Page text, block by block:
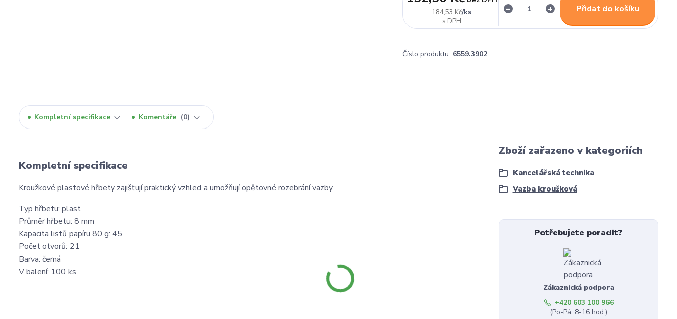
184,53 Kč/ks Přidat do košíku
Číslo produktu: 6559.3902
Kompletní specifikace Komentáře 0
Kompletní specifikace
Kroužkové plastové hřbety zajišťují praktický vzhled a umožňují opětovné rozebrání vazby.
Typ hřbetu: plast
Průměr hřbetu: 8 mm
Kapacita listů papíru 80 g: 45
Počet otvorů: 21
Barva: černá
V balení: 100 ks
Zboží zařazeno v kategoriích
Kancelářská technika
Vazba kroužková
Potřebujete poradit?
Zákaznická podpora
+420 603 100 966
(Po-Pá, 8-16 hod.)